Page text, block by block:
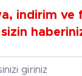
indirim ve
E-posta